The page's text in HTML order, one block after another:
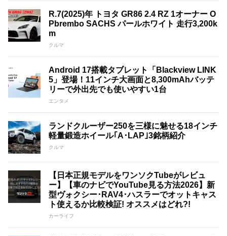
R.7(2025)年 トヨタ GR86 2.4 RZ 1オーナー O
Pbrembo SACHS パールホワイト 走行3,200k
m
クルマ
Android 17搭載タブレット「Blackview LINK
5」登場！11インチ大画面と8,300mAhバッテ
リーで外出先でも使いやすい1台
エンタメ
ランドクルーザー250を三様に魅せる18インチ
軽量鍛造ホイール｢A･LAP｣3銘柄紹介
クルマ
【日本正規モデルをワンソクTubeがレビュ
ー】【車のナビでYouTube見る方法2026】新
型ヴォクシー･RAV4･ハスラーでオットキャス
ト使えるか比較検証! オススメはどれ?!
カーライフ